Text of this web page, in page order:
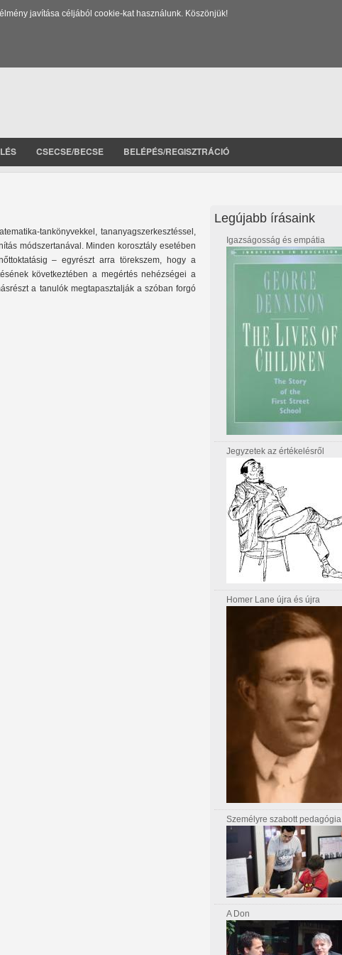
javítása céljából cookie-kat használunk. Köszönjük!
CSECSE/BECSE BELÉPÉS/REGISZTRÁCIÓ
tankönyvekkel, tananyagszerkesztéssel,
módszertanával. Minden korosztály esetében
– egyrészt arra törekszem, hogy a
következtében a megértés nehézségei a
a tanulók megtapasztalják a szóban forgó
Legújabb írásaink
Igazságosság és empátia
Jegyzetek az értékelésről
Homer Lane újra és újra
Személyre szabott pedagógia
A Don